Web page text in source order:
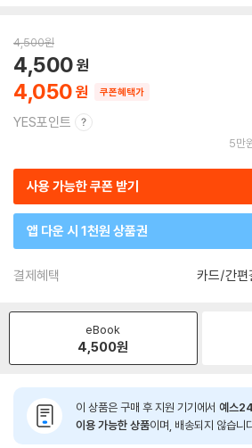
4,500원
4,050
4,500
쿠폰혜택가
YES포인트
5만
사용 가능한 쿠폰 받기
앱 다운 시 1천원 상품권
결제혜택 카드/간편
eBook
4,500원
이 상품은 구매 후 지원 기기에서 예스
이용 가능한 상품이며, 배송되지 않습니